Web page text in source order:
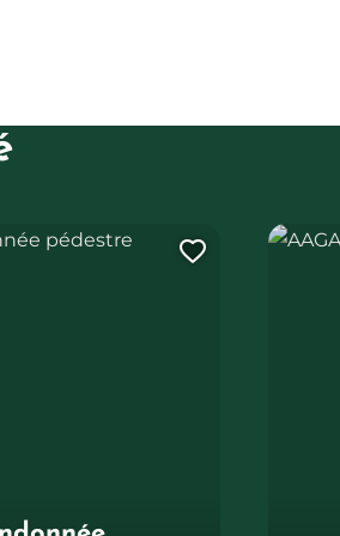
carnet de voyage ?
Ajouter
AAGAC